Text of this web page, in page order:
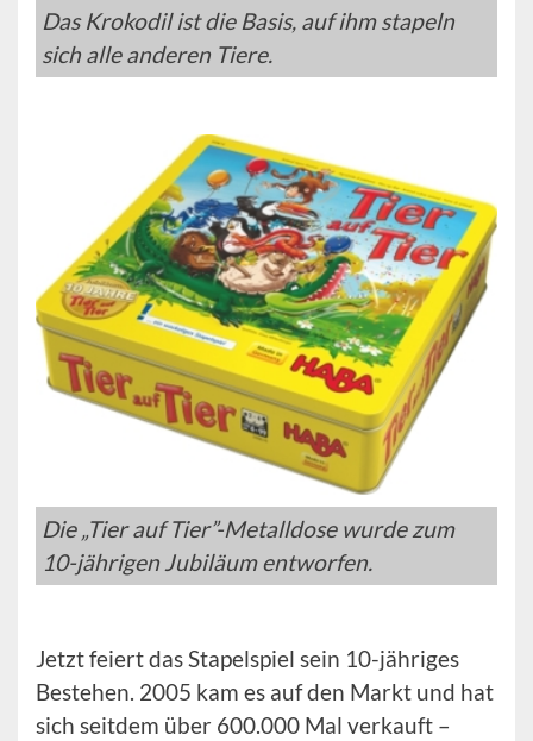
Das Krokodil ist die Basis, auf ihm stapeln
sich alle anderen Tiere.
Die „Tier auf Tier”-Metalldose wurde zum
10-jährigen Jubiläum entworfen.
Jetzt feiert das Stapelspiel sein 10-jähriges
Bestehen. 2005 kam es auf den Markt und hat
sich seitdem über 600.000 Mal verkauft –